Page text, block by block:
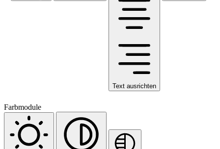
Text ausrichten
Farbmodule